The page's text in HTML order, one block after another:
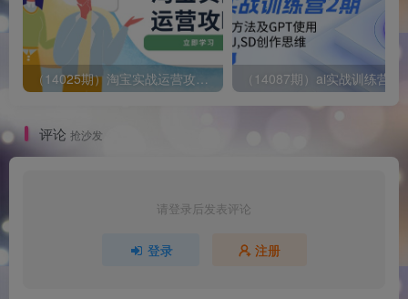
（14025期）淘宝实战运营攻略：店铺基础优化、直通车推广、爆款打造、客服管理、搜…
评论 抢沙发
请登录后发表评论
登录 注册